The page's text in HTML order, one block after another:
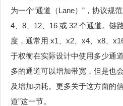
为一个“通道（Lane）”，协议规
4、8、12、16 或 32 个通道。链
度，通常用 x1、x2、x4、x8、
于权衡在实际设计中使用多少通
多的通道可以增加带宽，但是也
及增加功耗。更多关于这方面的
道”这一节。